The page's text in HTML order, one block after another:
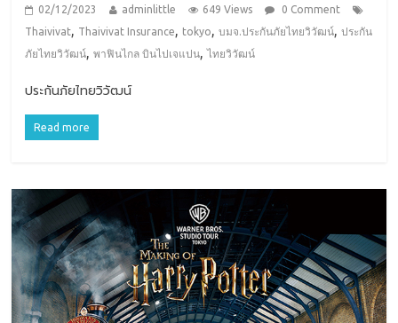
02/12/2023 adminlittle 649 Views
0 Comment
Thaivivat, Thaivivat Insurance, tokyo,บมจ.ประกันภัยไทยวิวัฒน์,ประกัน
ภัยไทยวิวัฒน์,พาฟินไกล บินไปเจแปน,ไทยวิวัฒน์
ประกันภัยไทยวิวัฒน์
Read more